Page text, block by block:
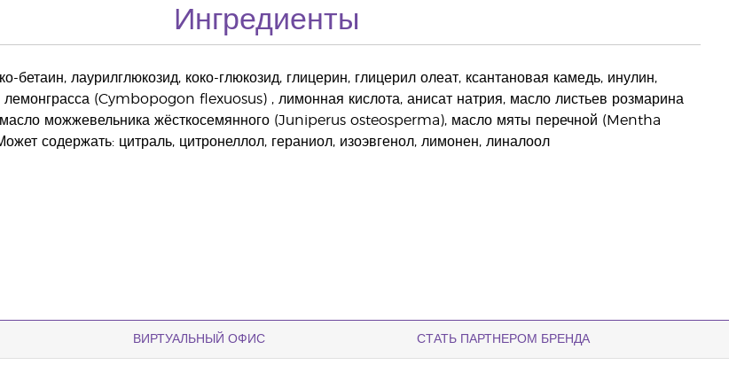
Ингредиенты
бетаин, лаурилглюкозид, коко-глюкозид, глицерин, глицерил олеат, ксантановая камедь, инулин,
лемонграсса (Cymbopogon flexuosus) , лимонная кислота, анисат натрия, масло листьев розмарина
можжевельника жёсткосемянного (Juniperus osteosperma), масло мяты перечной (Mentha
содержать: цитраль, цитронеллол, гераниол, изоэвгенол, лимонен, линалоол
ВИРТУАЛЬНЫЙ ОФИС СТАТЬ ПАРТНЕРОМ БРЕНДА